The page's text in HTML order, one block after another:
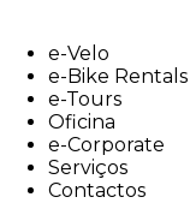
contente-Velo
e-Bike Rentals
e-Tours
Oficina
e-Corporate
Serviços
Contactos